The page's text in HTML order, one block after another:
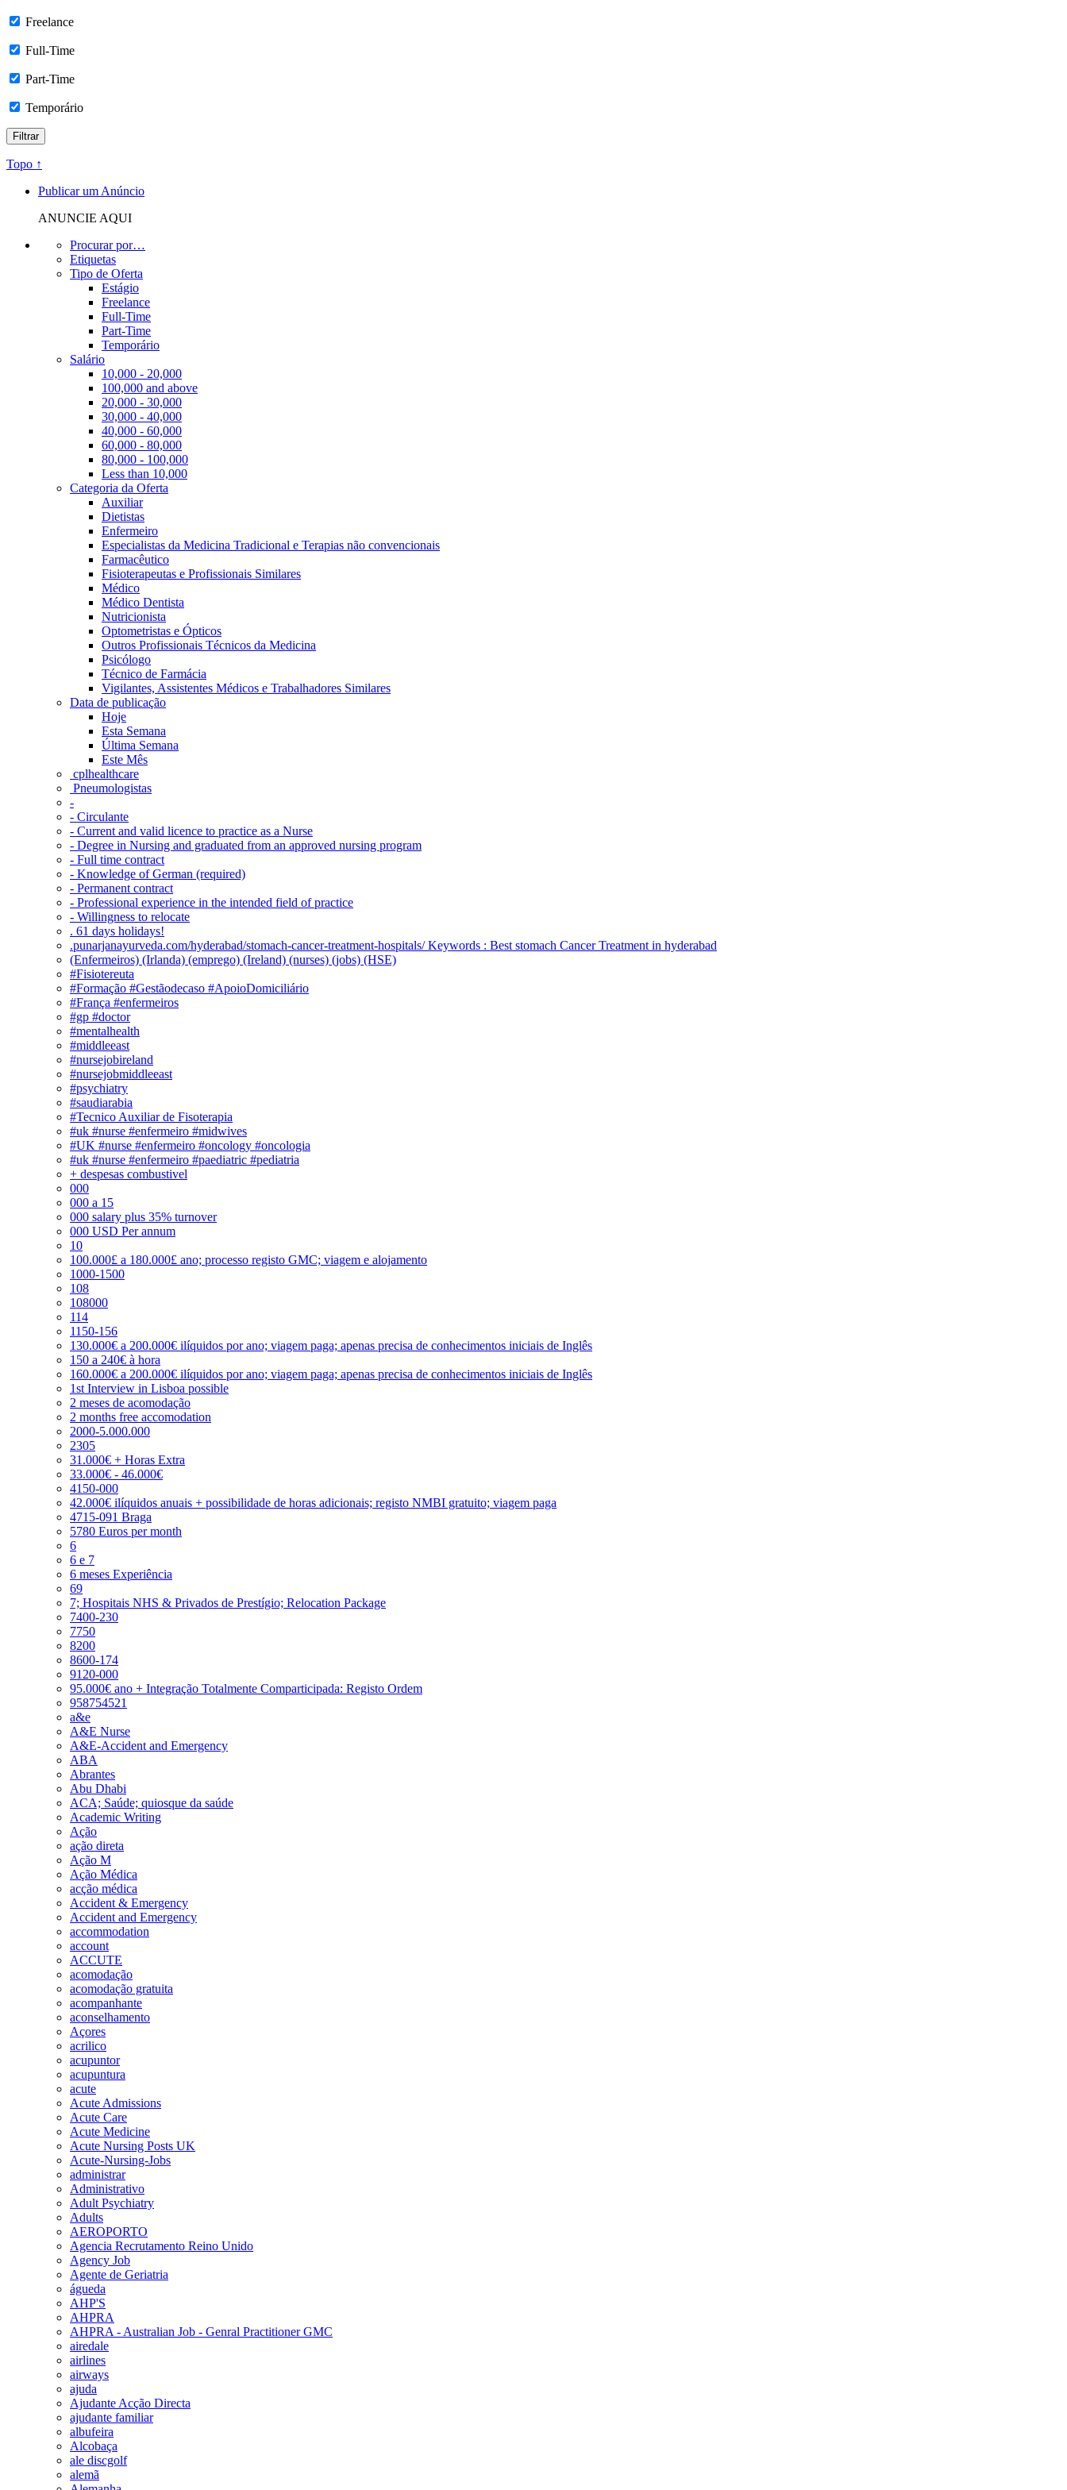
Freelance
Full-Time
Part-Time
Temporário
Topo ↑
Publicar um Anúncio
ANUNCIE AQUI
Procurar por…
Etiquetas
Tipo de Oferta
Estágio
Freelance
Full-Time
Part-Time
Temporário
Salário
10,000 - 20,000
100,000 and above
20,000 - 30,000
30,000 - 40,000
40,000 - 60,000
60,000 - 80,000
80,000 - 100,000
Less than 10,000
Categoria da Oferta
Auxiliar
Dietistas
Enfermeiro
Especialistas da Medicina Tradicional e Terapias não convencionais
Farmacêutico
Fisioterapeutas e Profissionais Similares
Médico
Médico Dentista
Nutricionista
Optometristas e Ópticos
Outros Profissionais Técnicos da Medicina
Psicólogo
Técnico de Farmácia
Vigilantes, Assistentes Médicos e Trabalhadores Similares
Data de publicação
Hoje
Esta Semana
Última Semana
Este Mês
‎ cplhealthcare‬
Pneumologistas
-
- Circulante
- Current and valid licence to practice as a Nurse
- Degree in Nursing and graduated from an approved nursing program
- Full time contract
- Knowledge of German (required)
- Permanent contract
- Professional experience in the intended field of practice
- Willingness to relocate
. 61 days holidays!
.punarjanayurveda.com/hyderabad/stomach-cancer-treatment-hospitals/ Keywords : Best stomach Cancer Treatment in hyderabad
(Enfermeiros) (Irlanda) (emprego) (Ireland) (nurses) (jobs) (HSE)
#Fisiotereuta
#Formação #Gestãodecaso #ApoioDomiciliário
#França #enfermeiros
#gp #doctor
#mentalhealth
#middleeast
#nursejobireland
#nursejobmiddleeast
#psychiatry
#saudiarabia
#Tecnico Auxiliar de Fisoterapia
#uk #nurse #enfermeiro #midwives
#UK #nurse #enfermeiro #oncology #oncologia
#uk #nurse #enfermeiro #paediatric #pediatria
+ despesas combustivel
000
000 a 15
000 salary plus 35% turnover
000 USD Per annum
10
100.000£ a 180.000£ ano; processo registo GMC; viagem e alojamento
1000-1500
108
108000
114
1150-156
130.000€ a 200.000€ ilíquidos por ano; viagem paga; apenas precisa de conhecimentos iniciais de Inglês
150 a 240€ à hora
160.000€ a 200.000€ ilíquidos por ano; viagem paga; apenas precisa de conhecimentos iniciais de Inglês
1st Interview in Lisboa possible
2 meses de acomodação
2 months free accomodation
2000-5.000.000
2305
31.000€ + Horas Extra
33.000€ - 46.000€
4150-000
42.000€ ilíquidos anuais + possibilidade de horas adicionais; registo NMBI gratuito; viagem paga
4715-091 Braga
5780 Euros per month
6
6 e 7
6 meses Experiência
69
7; Hospitais NHS & Privados de Prestígio; Relocation Package
7400-230
7750
8200
8600-174
9120-000
95.000€ ano + Integração Totalmente Comparticipada: Registo Ordem
958754521
a&e
A&E Nurse
A&E-Accident and Emergency
ABA
Abrantes
Abu Dhabi
ACA; Saúde; quiosque da saúde
Academic Writing
Ação
ação direta
Ação M
Ação Médica
acção médica
Accident & Emergency
Accident and Emergency
accommodation
account
ACCUTE
acomodação
acomodação gratuita
acompanhante
aconselhamento
Açores
acrilico
acupuntor
acupuntura
acute
Acute Admissions
Acute Care
Acute Medicine
Acute Nursing Posts UK
Acute-Nursing-Jobs
administrar
Administrativo
Adult Psychiatry
Adults
AEROPORTO
Agencia Recrutamento Reino Unido
Agency Job
Agente de Geriatria
águeda
AHP'S
AHPRA
AHPRA - Australian Job - Genral Practitioner GMC
airedale
airlines
airways
ajuda
Ajudante Acção Directa
ajudante familiar
albufeira
Alcobaça
ale discgolf
alemã